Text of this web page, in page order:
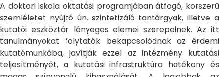
A doktori iskola oktatási programjában átfogó, korszerű
szemléletet nyújtó ún. szintetizáló tantárgyak, illetve a
kutatói eszköztár lényeges elemei szerepelnek. Az itt
tanulmányokat folytatók bekapcsolódnak az érdemi
kutatómunkába, javítják ezzel az intézmény kutatási
teljesítményét, a kutatási infrastruktúra hatékony és